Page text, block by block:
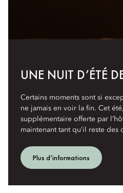
UNE NUIT D’ÉTÉ
Certains moments sont si
ne jamais en voir la fin. Cet
supplémentaire offerte par
maintenant tant qu’il reste
Plus d’informations